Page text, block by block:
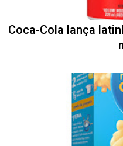
Coca-Cola lança